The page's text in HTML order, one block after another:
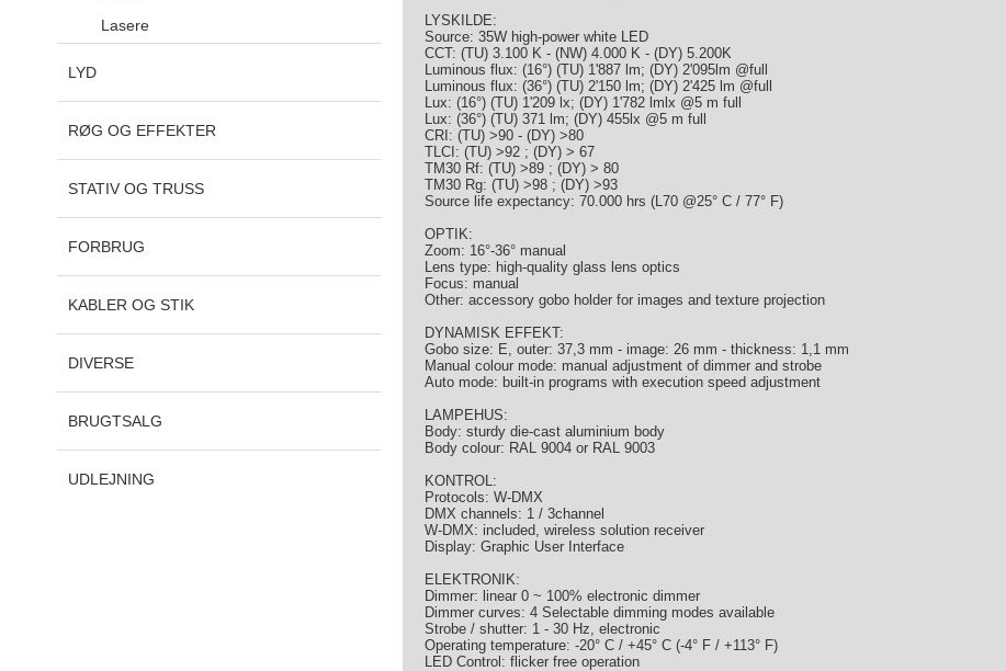
Lasere
LYD
RØG OG EFFEKTER
STATIV OG TRUSS
FORBRUG
KABLER OG STIK
DIVERSE
BRUGTSALG
UDLEJNING
LYSKILDE:
Source: 35W high-power white LED
CCT: (TU) 3.100 K - (NW) 4.000 K - (DY) 5.200K
Luminous flux: (16°) (TU) 1'887 lm; (DY) 2'095lm @full
Luminous flux: (36°) (TU) 2'150 lm; (DY) 2'425 lm @full
Lux: (16°) (TU) 1'209 lx; (DY) 1'782 lmlx @5 m full
Lux: (36°) (TU) 371 lm; (DY) 455lx @5 m full
CRI: (TU) >90 - (DY) >80
TLCI: (TU) >92 ; (DY) > 67
TM30 Rf: (TU) >89 ; (DY) > 80
TM30 Rg: (TU) >98 ; (DY) >93
Source life expectancy: 70.000 hrs (L70 @25° C / 77° F)
OPTIK:
Zoom: 16°-36° manual
Lens type: high-quality glass lens optics
Focus: manual
Other: accessory gobo holder for images and texture projection
DYNAMISK EFFEKT:
Gobo size: E, outer: 37,3 mm - image: 26 mm - thickness: 1,1 mm
Manual colour mode: manual adjustment of dimmer and strobe
Auto mode: built-in programs with execution speed adjustment
LAMPEHUS:
Body: sturdy die-cast aluminium body
Body colour: RAL 9004 or RAL 9003
KONTROL:
Protocols: W-DMX
DMX channels: 1 / 3channel
W-DMX: included, wireless solution receiver
Display: Graphic User Interface
ELEKTRONIK:
Dimmer: linear 0 ~ 100% electronic dimmer
Dimmer curves: 4 Selectable dimming modes available
Strobe / shutter: 1 - 30 Hz, electronic
Operating temperature: -20° C / +45° C (-4° F / +113° F)
LED Control: flicker free operation